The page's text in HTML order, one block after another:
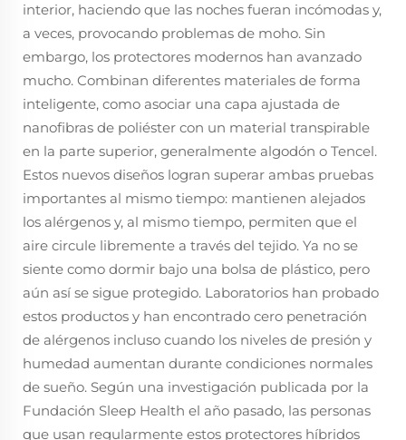
interior, haciendo que las noches fueran incómodas y,
a veces, provocando problemas de moho. Sin
embargo, los protectores modernos han avanzado
mucho. Combinan diferentes materiales de forma
inteligente, como asociar una capa ajustada de
nanofibras de poliéster con un material transpirable
en la parte superior, generalmente algodón o Tencel.
Estos nuevos diseños logran superar ambas pruebas
importantes al mismo tiempo: mantienen alejados
los alérgenos y, al mismo tiempo, permiten que el
aire circule libremente a través del tejido. Ya no se
siente como dormir bajo una bolsa de plástico, pero
aún así se sigue protegido. Laboratorios han probado
estos productos y han encontrado cero penetración
de alérgenos incluso cuando los niveles de presión y
humedad aumentan durante condiciones normales
de sueño. Según una investigación publicada por la
Fundación Sleep Health el año pasado, las personas
que usan regularmente estos protectores híbridos